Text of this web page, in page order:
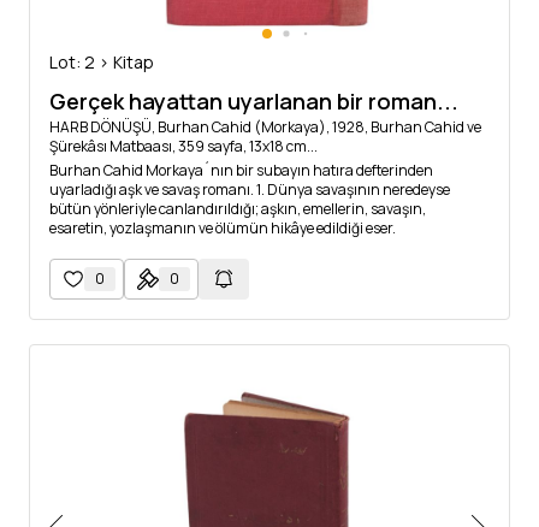
Lot: 2 > Kitap
Gerçek hayattan uyarlanan bir roman...
HARB DÖNÜŞÜ, Burhan Cahid (Morkaya), 1928, Burhan Cahid ve
Şürekâsı Matbaası, 359 sayfa, 13x18 cm...
Burhan Cahid Morkaya´nın bir subayın hatıra defterinden
uyarladığı aşk ve savaş romanı. 1. Dünya savaşının neredeyse
bütün yönleriyle canlandırıldığı; aşkın, emellerin, savaşın,
esaretin, yozlaşmanın ve ölümün hikâye edildiği eser.
0 0